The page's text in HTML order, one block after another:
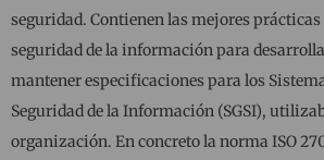
seguridad. Contienen las mejores prácticas
seguridad de la información para
mantener especificaciones para los
Seguridad de la Información (SGSI),
organización. En concreto la norma ISO